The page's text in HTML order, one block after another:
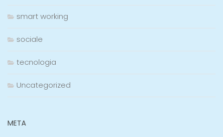
smart working
sociale
tecnologia
Uncategorized
META